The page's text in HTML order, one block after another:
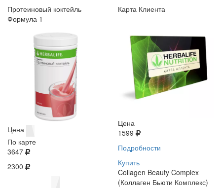
Протеиновый коктейль
Формула 1
Цена
По карте
3647
2300
Карта Клиента
Цена
1599
Подробности
Купить
Collagen Beauty Complex
(Коллаген Бьюти Комплекс)